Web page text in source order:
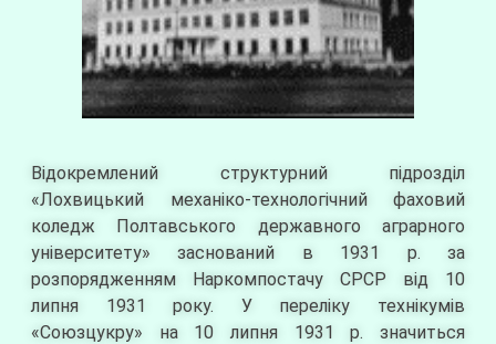
Відокремлений структурний підрозділ
«Лохвицький механіко-технологічний фаховий
коледж Полтавського державного аграрного
університету» заснований в 1931 р. за
розпорядженням Наркомпостачу СРСР від 10
липня 1931 року. У переліку технікумів
«Союзцукру» на 10 липня 1931 р. значиться